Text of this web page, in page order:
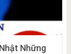
Những